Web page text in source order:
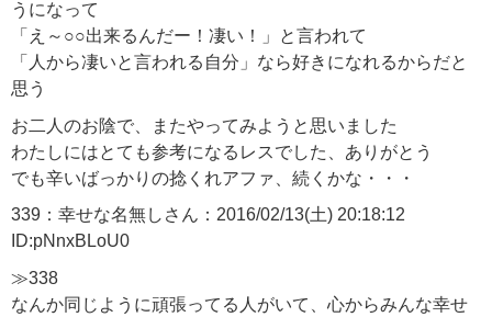
うになって
「え～○○出来るんだー！凄い！」と言われて
「人から凄いと言われる自分」なら好きになれるからだと
思う
お二人のお陰で、またやってみようと思いました
わたしにはとても参考になるレスでした、ありがとう
でも辛いばっかりの捻くれアファ、続くかな・・・
339：幸せな名無しさん：2016/02/13(土) 20:18:12
ID:pNnxBLoU0
≫338
なんか同じように頑張ってる人がいて、心からみんな幸せ